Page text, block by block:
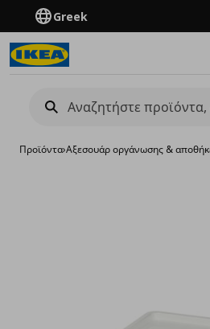
Greek
Προϊόντα›Aξεσουάρ οργάνωσης &